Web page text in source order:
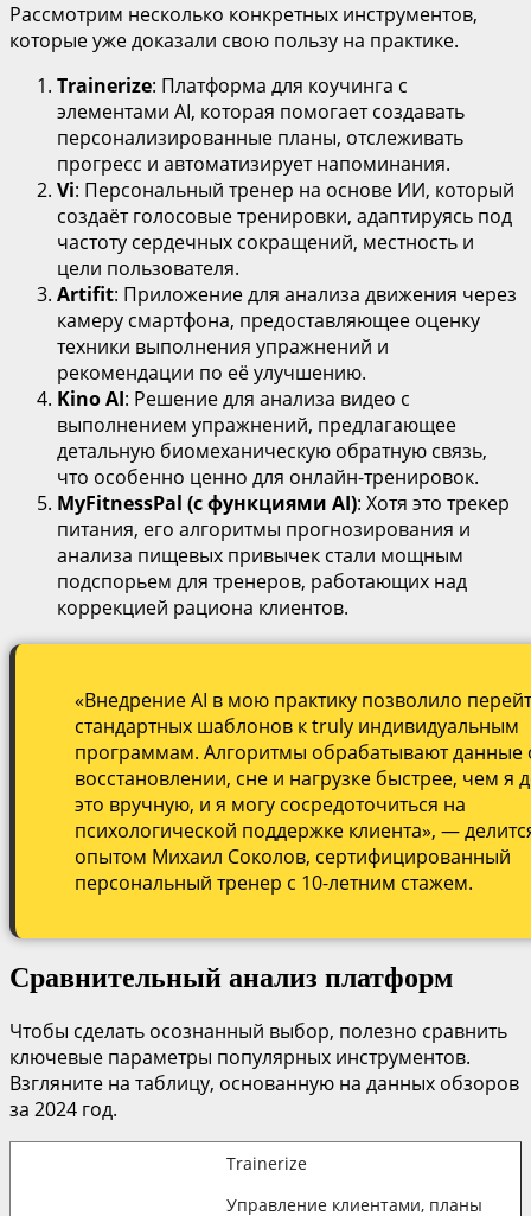
Рассмотрим несколько конкретных инструментов,
которые уже доказали свою пользу на практике.
Trainerize: Платформа для коучинга с
элементами AI, которая помогает создавать
персонализированные планы, отслеживать
прогресс и автоматизирует напоминания.
Vi: Персональный тренер на основе ИИ, который
создаёт голосовые тренировки, адаптируясь под
частоту сердечных сокращений, местность и
цели пользователя.
Artifit: Приложение для анализа движения через
камеру смартфона, предоставляющее оценку
техники выполнения упражнений и
рекомендации по её улучшению.
Kino AI: Решение для анализа видео с
выполнением упражнений, предлагающее
детальную биомеханическую обратную связь,
что особенно ценно для онлайн-тренировок.
MyFitnessPal (с функциями AI): Хотя это трекер
питания, его алгоритмы прогнозирования и
анализа пищевых привычек стали мощным
подспорьем для тренеров, работающих над
коррекцией рациона клиентов.
«Внедрение AI в мою практику позволило
стандартных шаблонов к truly индивидуальным
программам. Алгоритмы обрабатывают данные
восстановлении, сне и нагрузке быстрее, чем я
это вручную, и я могу сосредоточиться на
психологической поддержке клиента», —
опытом Михаил Соколов, сертифицированный
персональный тренер с 10-летним стажем.
Сравнительный анализ платформ
Чтобы сделать осознанный выбор, полезно сравнить
ключевые параметры популярных инструментов.
Взгляните на таблицу, основанную на данных обзоров
за 2024 год.
Trainerize
Управление клиентами, планы